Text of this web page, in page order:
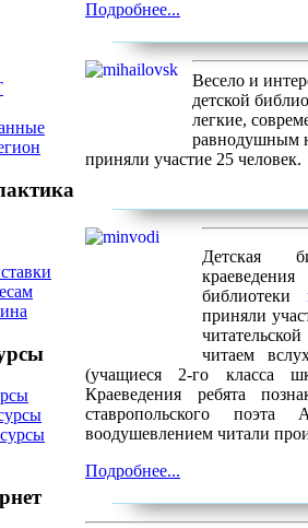
Подробнее...
Весело и
детской
легкие,
равнодушным
приняли участие 25 человек.
Детская
библиотеки
приняли
читаем
(учащиеся 2-го класса
Краеведения ребята
ставропольского
воодушевлением читали
Подробнее...